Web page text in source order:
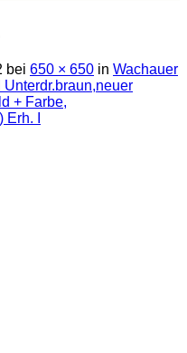
bei 650 × 650 in Wachauer
+ Farbe,
I